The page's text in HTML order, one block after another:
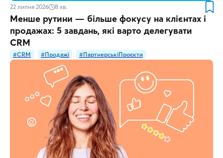
22 липня 2026 8 хв.
Менше рутини — більше фокусу на клієнтах і
продажах: 5 завдань, які варто делегувати
CRM
#CRM #Продажі #ПартнерськіПроєкти